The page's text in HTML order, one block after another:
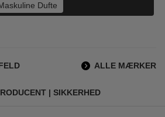
Dufte
ALLE MÆRKER
| SIKKERHED